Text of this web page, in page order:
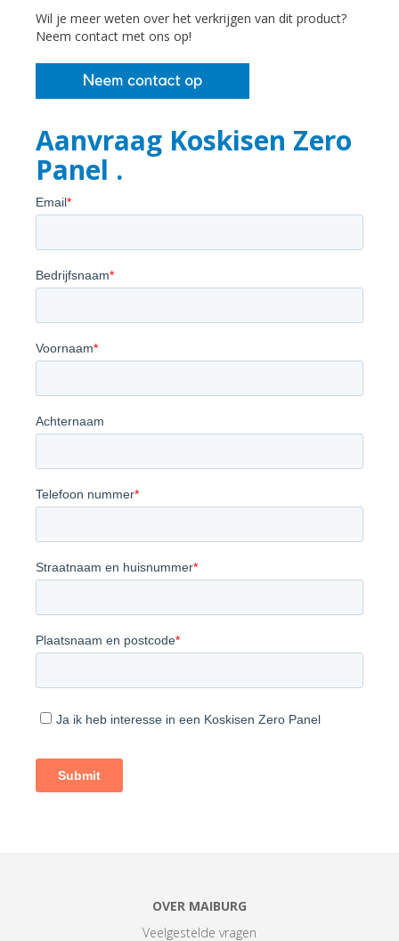
Wil je meer weten over het verkrijgen van dit product?
Neem contact met ons op!
Aanvraag Koskisen Zero
Panel .
OVER MAIBURG
Veelgestelde vragen